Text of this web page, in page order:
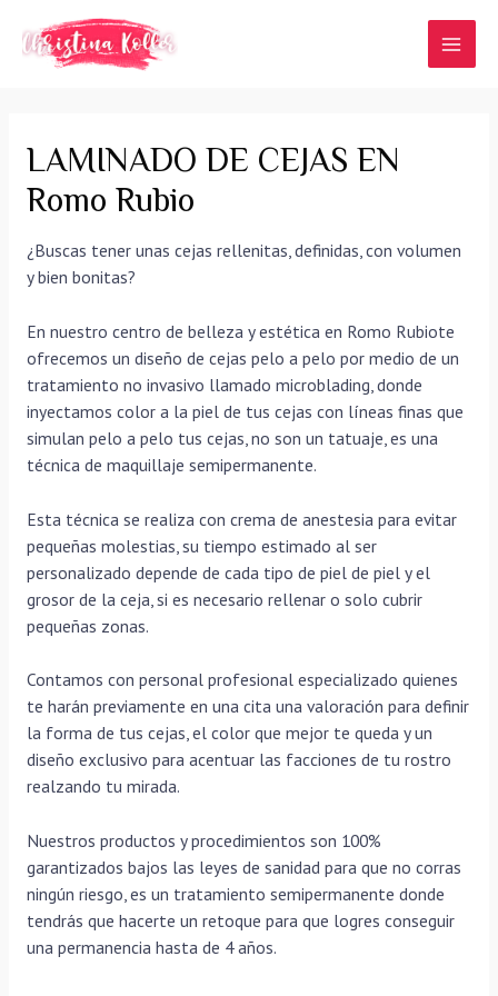
contenido
LAMINADO DE CEJAS EN
Romo Rubio
¿Buscas tener unas cejas rellenitas, definidas, con volumen
y bien bonitas?
En nuestro centro de belleza y estética en Romo Rubiote
ofrecemos un diseño de cejas pelo a pelo por medio de un
tratamiento no invasivo llamado microblading, donde
inyectamos color a la piel de tus cejas con líneas finas que
simulan pelo a pelo tus cejas, no son un tatuaje, es una
técnica de maquillaje semipermanente.
Esta técnica se realiza con crema de anestesia para evitar
pequeñas molestias, su tiempo estimado al ser
personalizado depende de cada tipo de piel de piel y el
grosor de la ceja, si es necesario rellenar o solo cubrir
pequeñas zonas.
Contamos con personal profesional especializado quienes
te harán previamente en una cita una valoración para definir
la forma de tus cejas, el color que mejor te queda y un
diseño exclusivo para acentuar las facciones de tu rostro
realzando tu mirada.
Nuestros productos y procedimientos son 100%
garantizados bajos las leyes de sanidad para que no corras
ningún riesgo, es un tratamiento semipermanente donde
tendrás que hacerte un retoque para que logres conseguir
una permanencia hasta de 4 años.